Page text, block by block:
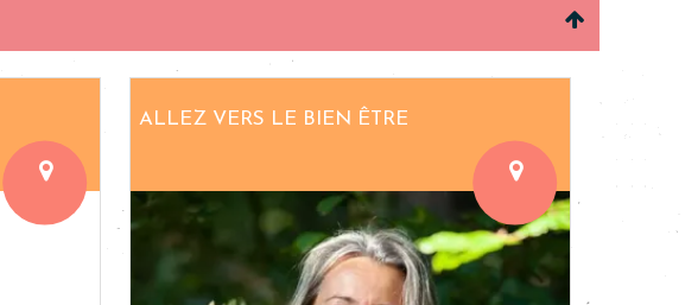
ALLEZ VERS LE BIEN ÊTRE